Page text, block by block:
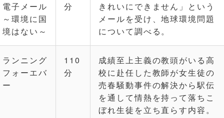
電子メール
～環境に国
境はない～
分
きれいにできません」という
メールを受け、地球環境問題
について調べる。
ランニング
フォーエバ
ー
110
分
成績至上主義の教頭がいる高
校に赴任した教師が女生徒の
売春騒動事件の解決から駅伝
を通して情熱を持って落ちこ
ぼれ生徒を立ち直らす内容。